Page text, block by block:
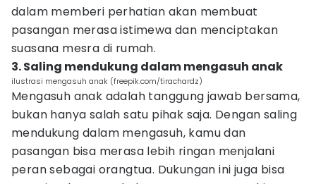
dalam memberi perhatian akan membuat
pasangan merasa istimewa dan menciptakan
suasana mesra di rumah.
3. Saling mendukung dalam mengasuh anak
ilustrasi mengasuh anak (freepik.com/tirachardz)
Mengasuh anak adalah tanggung jawab bersama,
bukan hanya salah satu pihak saja. Dengan saling
mendukung dalam mengasuh, kamu dan
pasangan bisa merasa lebih ringan menjalani
peran sebagai orangtua. Dukungan ini juga bisa